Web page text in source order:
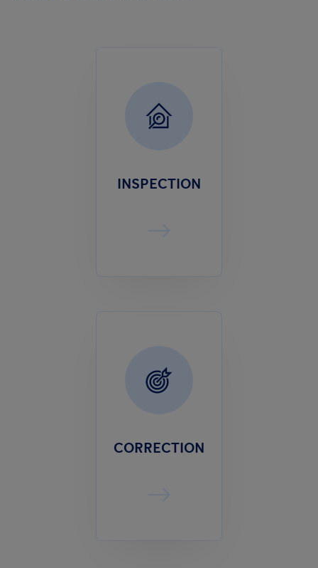
INSPECTION
CORRECTION